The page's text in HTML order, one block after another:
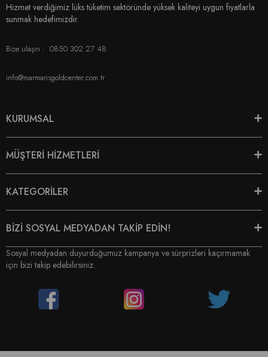
Hizmet verdiğimiz lüks tüketim sektöründe yüksek kaliteyi uygun fiyatlarla
sunmak hedefimizdir.
Bize ulaşın : 0850 302 27 48
info@marmarisgoldcenter.com.tr
KURUMSAL
MÜŞTERİ HİZMETLERİ
KATEGORİLER
BİZİ SOSYAL MEDYADAN TAKİP EDİN!
Sosyal medyadan duyurduğumuz kampanya ve sürprizleri kaçırmamak
için bizi takip edebilirsiniz.